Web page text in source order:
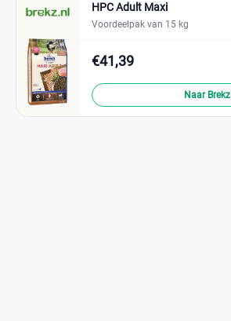
HPC Adult Maxi
Voordeelpak van 15 kg
€41,39
Naar Brekz